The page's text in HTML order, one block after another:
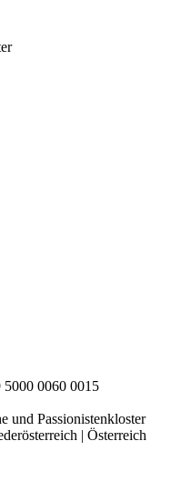
0060 0015
und Passionistenkloster
| Österreich